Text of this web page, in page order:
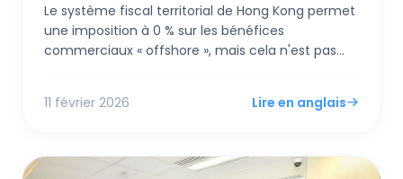
Le système fiscal territorial de Hong Kong permet
une imposition à 0 % sur les bénéfices
commerciaux « offshore », mais cela n'est pas
examinant non seulement où les contrats sont
présente la documentation essentielle sur 7 ans
11 février 2026 Lire en anglais